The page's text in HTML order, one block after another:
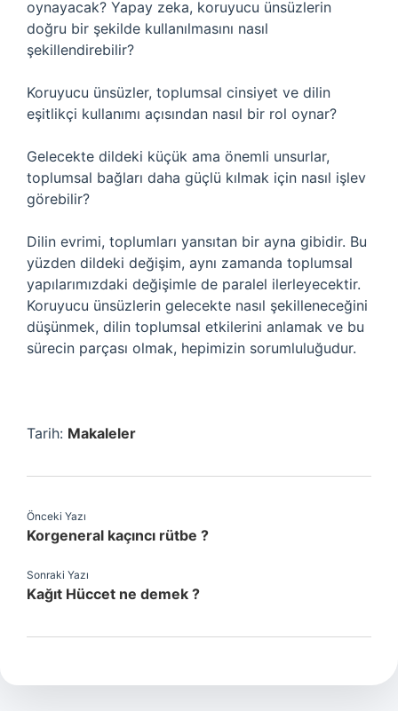
oynayacak? Yapay zeka, koruyucu ünsüzlerin
doğru bir şekilde kullanılmasını nasıl
şekillendirebilir?
Koruyucu ünsüzler, toplumsal cinsiyet ve dilin
eşitlikçi kullanımı açısından nasıl bir rol oynar?
Gelecekte dildeki küçük ama önemli unsurlar,
toplumsal bağları daha güçlü kılmak için nasıl işlev
görebilir?
Dilin evrimi, toplumları yansıtan bir ayna gibidir. Bu
yüzden dildeki değişim, aynı zamanda toplumsal
yapılarımızdaki değişimle de paralel ilerleyecektir.
Koruyucu ünsüzlerin gelecekte nasıl şekilleneceğini
düşünmek, dilin toplumsal etkilerini anlamak ve bu
sürecin parçası olmak, hepimizin sorumluluğudur.
Tarih: Makaleler
Önceki Yazı
Korgeneral kaçıncı rütbe ?
Sonraki Yazı
Kağıt Hüccet ne demek ?